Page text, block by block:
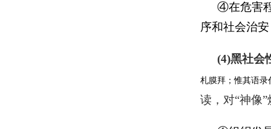
④在危害
序和社会治
(4)黑社会
札膜拜；惟其语录
读，对“神像